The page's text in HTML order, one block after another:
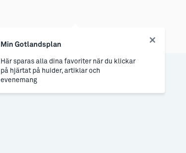
Min Gotlandsplan
Här sparas alla dina favoriter när du klickar
på hjärtat på huider, artiklar och
evenemang